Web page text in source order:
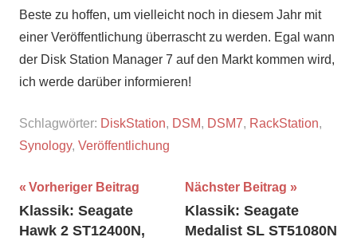
Beste zu hoffen, um vielleicht noch in diesem Jahr mit
einer Veröffentlichung überrascht zu werden. Egal wann
der Disk Station Manager 7 auf den Markt kommen wird,
ich werde darüber informieren!
Schlagwörter: DiskStation, DSM, DSM7, RackStation,
Synology, Veröffentlichung
Beitragsnavigation
Vorheriger Beitrag
Klassik: Seagate
Hawk 2 ST12400N,
Nächster Beitrag
Klassik: Seagate
Medalist SL ST51080N